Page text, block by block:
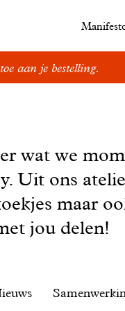
aan je bestelling.
wat we
Uit ons
maar
jou delen!